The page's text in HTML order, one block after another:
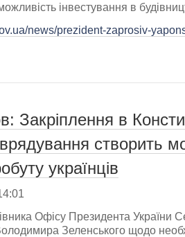
інвестування в
news/prezident-zaprosiv-
Закріплення в
створить
українців
Офісу Президента України
Зеленського щодо